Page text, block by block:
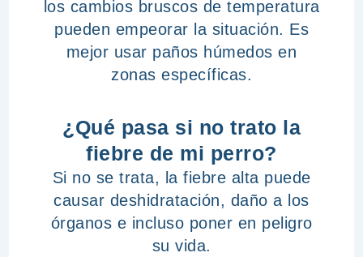
los cambios bruscos de temperatura
pueden empeorar la situación. Es
mejor usar paños húmedos en
zonas específicas.
¿Qué pasa si no trato la
fiebre de mi perro?
Si no se trata, la fiebre alta puede
causar deshidratación, daño a los
órganos e incluso poner en peligro
su vida.